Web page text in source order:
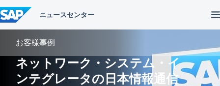
ン
テ
ン
お客様事例
ネットワーク・システム・イ
ンテグレータの日本情報通信